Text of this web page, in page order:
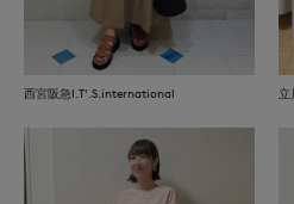
西宮阪急I.T'.S.international